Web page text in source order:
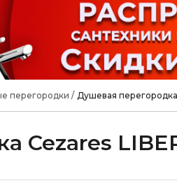
перегородки / Душевая перегородка
Cezares